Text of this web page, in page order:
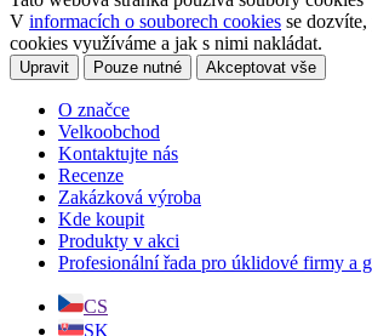
V informacích o souborech cookies se
cookies využíváme a jak s nimi nakládat.
Upravit Pouze nutné Akceptovat vše
O značce
Velkoobchod
Kontaktujte nás
Recenze
Zakázková výroba
Kde koupit
Produkty v akci
Profesionální řada pro úklidové firmy a
CS
SK